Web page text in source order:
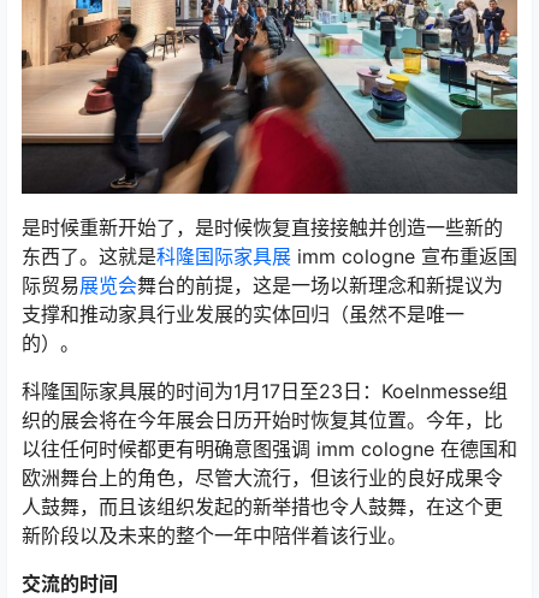
是时候重新开始了，是时候恢复直接接触并创造一些新的
东西了。这就是科隆国际家具展 imm cologne 宣布重返国
际贸易展览会舞台的前提，这是一场以新理念和新提议为
支撑和推动家具行业发展的实体回归（虽然不是唯一
的）。
科隆国际家具展的时间为1月17日至23日：Koelnmesse组
织的展会将在今年展会日历开始时恢复其位置。今年，比
以往任何时候都更有明确意图强调 imm cologne 在德国和
欧洲舞台上的角色，尽管大流行，但该行业的良好成果令
人鼓舞，而且该组织发起的新举措也令人鼓舞，在这个更
新阶段以及未来的整个一年中陪伴着该行业。
交流的时间